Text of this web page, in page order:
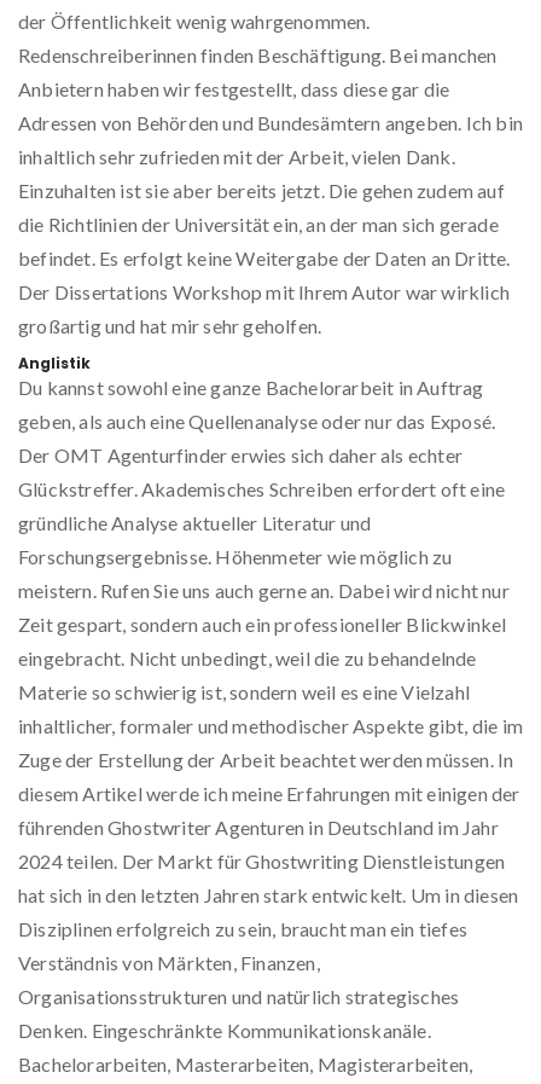
der Öffentlichkeit wenig wahrgenommen.
Redenschreiberinnen finden Beschäftigung. Bei manchen
Anbietern haben wir festgestellt, dass diese gar die
Adressen von Behörden und Bundesämtern angeben. Ich bin
inhaltlich sehr zufrieden mit der Arbeit, vielen Dank.
Einzuhalten ist sie aber bereits jetzt. Die gehen zudem auf
die Richtlinien der Universität ein, an der man sich gerade
befindet. Es erfolgt keine Weitergabe der Daten an Dritte.
Der Dissertations Workshop mit Ihrem Autor war wirklich
großartig und hat mir sehr geholfen.
Anglistik
Du kannst sowohl eine ganze Bachelorarbeit in Auftrag
geben, als auch eine Quellenanalyse oder nur das Exposé.
Der OMT Agenturfinder erwies sich daher als echter
Glückstreffer. Akademisches Schreiben erfordert oft eine
gründliche Analyse aktueller Literatur und
Forschungsergebnisse. Höhenmeter wie möglich zu
meistern. Rufen Sie uns auch gerne an. Dabei wird nicht nur
Zeit gespart, sondern auch ein professioneller Blickwinkel
eingebracht. Nicht unbedingt, weil die zu behandelnde
Materie so schwierig ist, sondern weil es eine Vielzahl
inhaltlicher, formaler und methodischer Aspekte gibt, die im
Zuge der Erstellung der Arbeit beachtet werden müssen. In
diesem Artikel werde ich meine Erfahrungen mit einigen der
führenden Ghostwriter Agenturen in Deutschland im Jahr
2024 teilen. Der Markt für Ghostwriting Dienstleistungen
hat sich in den letzten Jahren stark entwickelt. Um in diesen
Disziplinen erfolgreich zu sein, braucht man ein tiefes
Verständnis von Märkten, Finanzen,
Organisationsstrukturen und natürlich strategisches
Denken. Eingeschränkte Kommunikationskanäle.
Bachelorarbeiten, Masterarbeiten, Magisterarbeiten,